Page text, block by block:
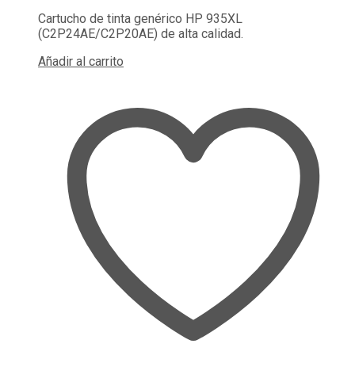
Cartucho de tinta genérico HP 935XL
(C2P24AE/C2P20AE) de alta calidad.
Añadir al carrito